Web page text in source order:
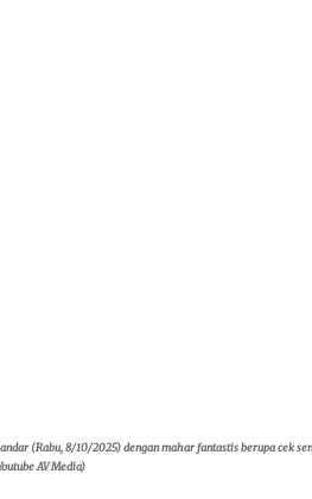
(Rabu, 8/10/2025) dengan mahar fantastis berupa cek
AV Media)